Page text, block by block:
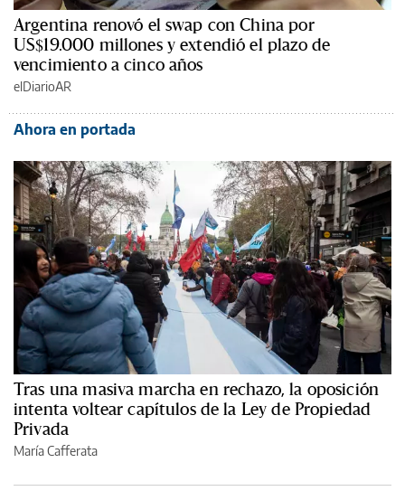
Argentina renovó el swap con China por
US$19.000 millones y extendió el plazo de
vencimiento a cinco años
elDiarioAR
Ahora en portada
Tras una masiva marcha en rechazo, la oposición
intenta voltear capítulos de la Ley de Propiedad
Privada
María Cafferata